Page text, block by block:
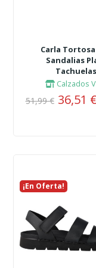
Carla Tortosa
Sandalias
Calzados
51,99 € 36,51 €
¡En Oferta!
Nuevo